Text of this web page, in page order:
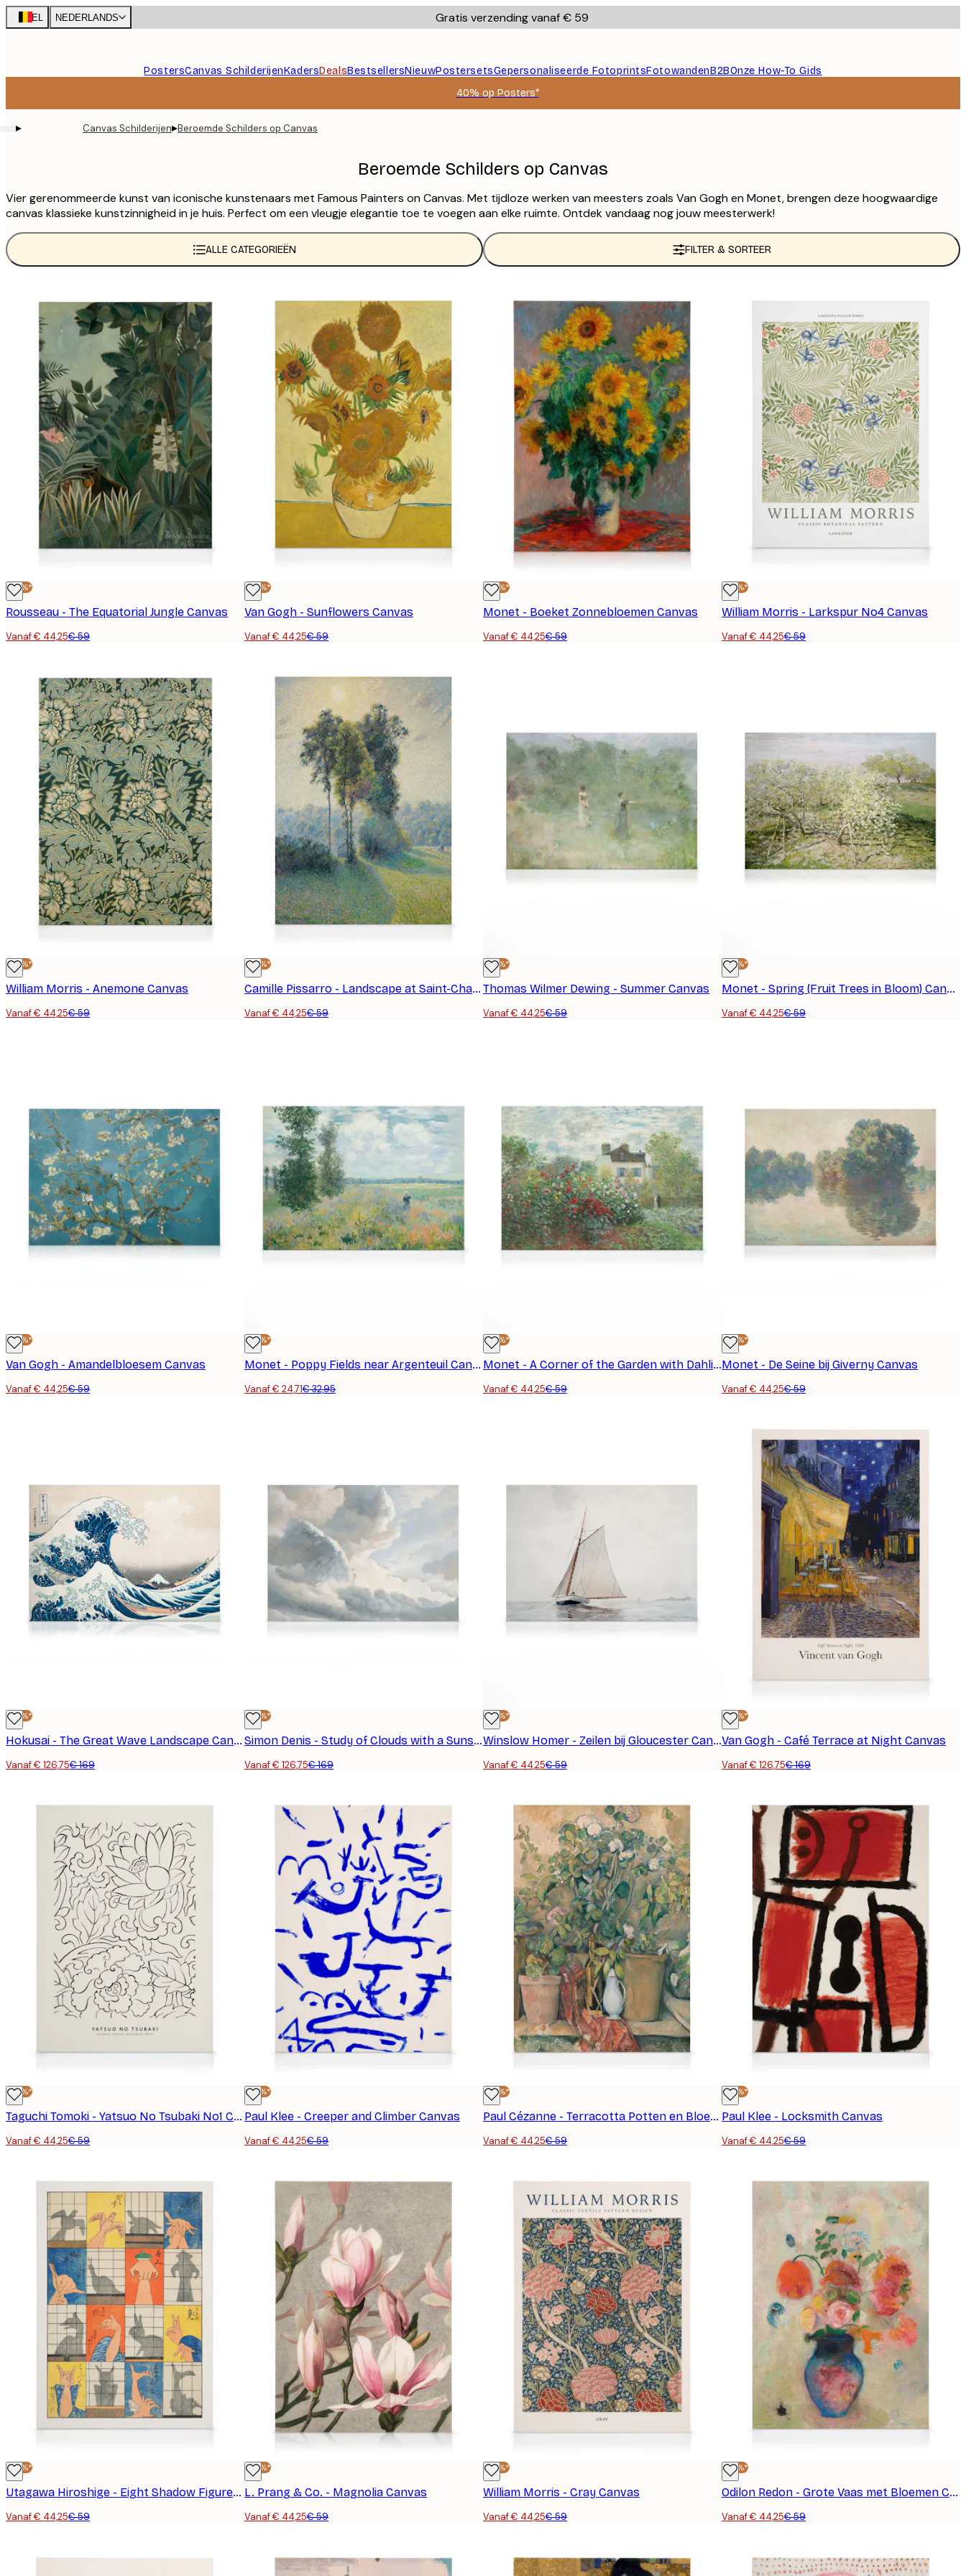
Skip
to
BEL NEDERLANDS Gratis verzending vanaf € 59
PostersCanvas SchilderijenKadersDealsBestsellersNieuwPostersetsGepersonaliseerde FotoprintsFotowandenB2BOnze How-To Gids
40% op Posters*
▸ Canvas Schilderijen▸Beroemde Schilders op Canvas
Beroemde Schilders op Canvas
Vier gerenommeerde kunst van iconische kunstenaars met Famous Painters on Canvas. Met tijdloze werken van meesters zoals Van Gogh en Monet, brengen deze hoogwaardige
canvas klassieke kunstzinnigheid in je huis. Perfect om een vleugje elegantie toe te voegen aan elke ruimte. Ontdek vandaag nog jouw meesterwerk!
ALLE CATEGORIEËN FILTER & SORTEER
-25%*
Rousseau - The Equatorial Jungle Canvas
Vanaf € 44,25€ 59
-25%*
Van Gogh - Sunflowers Canvas
Vanaf € 44,25€ 59
-25%*
Monet - Boeket Zonnebloemen Canvas
Vanaf € 44,25€ 59
-25%*
William Morris - Larkspur No4 Canvas
Vanaf € 44,25€ 59
-25%*
William Morris - Anemone Canvas
Vanaf € 44,25€ 59
-25%*
Camille Pissarro - Landscape at Saint-Charles, Near Gisors, Sunset Canvas
Vanaf € 44,25€ 59
-25%*
Thomas Wilmer Dewing - Summer Canvas
Vanaf € 44,25€ 59
-25%*
Monet - Spring (Fruit Trees in Bloom) Canvas
Vanaf € 44,25€ 59
-25%*
Van Gogh - Amandelbloesem Canvas
Vanaf € 44,25€ 59
-25%*
Monet - Poppy Fields near Argenteuil Canvas
Vanaf € 24,71€ 32,95
-25%*
Monet - A Corner of the Garden with Dahlias Canvas
Vanaf € 44,25€ 59
-25%*
Monet - De Seine bij Giverny Canvas
Vanaf € 44,25€ 59
-25%*
Hokusai - The Great Wave Landscape Canvas
Vanaf € 126,75€ 169
-25%*
Simon Denis - Study of Clouds with a Sunset near Rome Canvas
Vanaf € 126,75€ 169
-25%*
Winslow Homer - Zeilen bij Gloucester Canvas
Vanaf € 44,25€ 59
-25%*
Van Gogh - Café Terrace at Night Canvas
Vanaf € 126,75€ 169
-25%*
Taguchi Tomoki - Yatsuo No Tsubaki No1 Canvas
Vanaf € 44,25€ 59
-25%*
Paul Klee - Creeper and Climber Canvas
Vanaf € 44,25€ 59
-25%*
Paul Cézanne - Terracotta Potten en Bloemen Canvas
Vanaf € 44,25€ 59
-25%*
Paul Klee - Locksmith Canvas
Vanaf € 44,25€ 59
-25%*
Utagawa Hiroshige - Eight Shadow Figures Canvas
Vanaf € 44,25€ 59
-25%*
L. Prang & Co. - Magnolia Canvas
Vanaf € 44,25€ 59
-25%*
William Morris - Cray Canvas
Vanaf € 44,25€ 59
-25%*
Odilon Redon - Grote Vaas met Bloemen Canvas
Vanaf € 44,25€ 59